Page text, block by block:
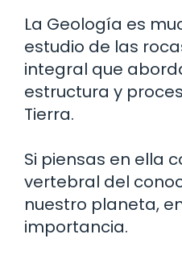
La Geología es
estudio de las
integral que
estructura y
Tierra.
Si piensas en ella
vertebral del
nuestro planeta,
importancia.